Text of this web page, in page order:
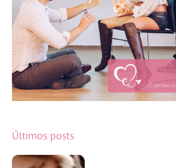
Últimos posts